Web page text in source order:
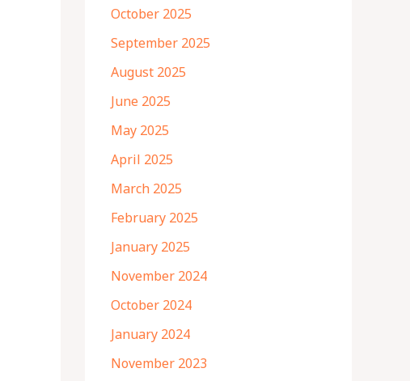
October 2025
September 2025
August 2025
June 2025
May 2025
April 2025
March 2025
February 2025
January 2025
November 2024
October 2024
January 2024
November 2023